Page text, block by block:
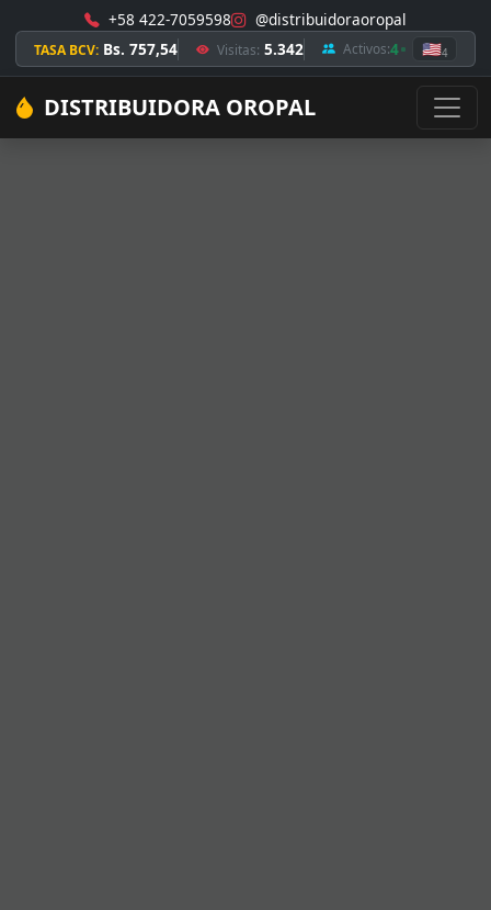
+58 422-7059598 @distribuidoraoropal
TASA BCV: Bs. 757,54 Visitas: 5.342 Activos:4 🇺🇸4
DISTRIBUIDORA OROPAL